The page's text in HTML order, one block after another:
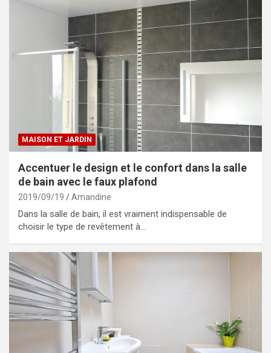
MAISON ET JARDIN
Accentuer le design et le confort dans la salle
de bain avec le faux plafond
2019/09/19 Amandine
Dans la salle de bain, il est vraiment indispensable de
choisir le type de revêtement à…